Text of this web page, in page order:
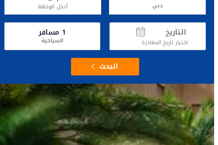
دبي أدخل الوجهة
التاريخ
اختيار تاريخ المغادرة
1 مسافر
السياحية
البحث